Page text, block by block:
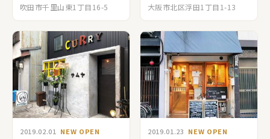
吹田市千里山東1丁目16-5 大阪市北区浮田1丁目1-13
2019.02.01 NEW OPEN 2019.01.23 NEW OPEN